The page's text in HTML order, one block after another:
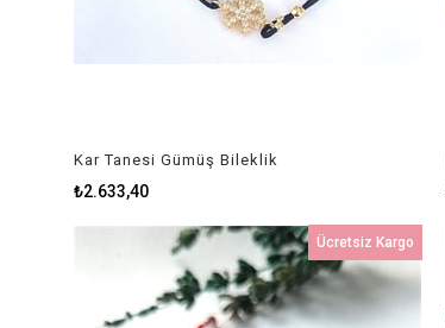
Kar Tanesi Gümüş Bileklik
₺2.633,40
Ücretsiz Kargo